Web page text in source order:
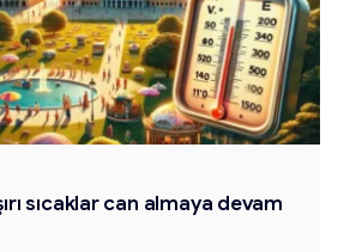
sıcaklar can almaya devam